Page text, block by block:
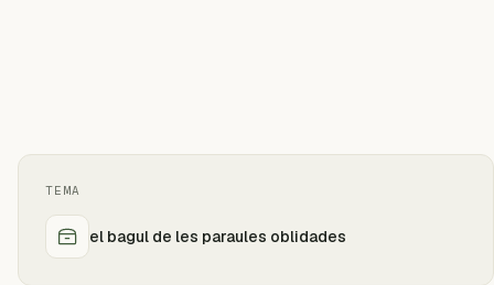
TEMA
el bagul de les paraules oblidades